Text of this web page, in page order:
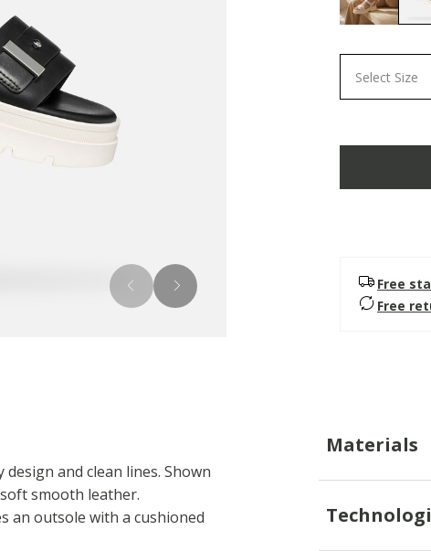
Select Size
Free
Free
and clean lines. Shown
smooth leather.
an outsole with a cushioned
Materials